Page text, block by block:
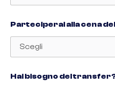
Parteciperai alla cena
Hai bisogno del